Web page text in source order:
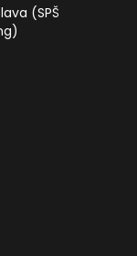
(SPŠ